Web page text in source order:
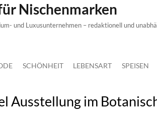
Nischenmarken
und Luxusunternehmen – redaktionell und
SCHÖNHEIT LEBENSART SPEISEN
Ausstellung im